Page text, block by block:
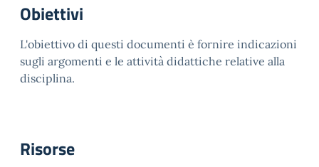
Obiettivi
L'obiettivo di questi documenti è fornire indicazioni
sugli argomenti e le attività didattiche relative alla
disciplina.
Risorse